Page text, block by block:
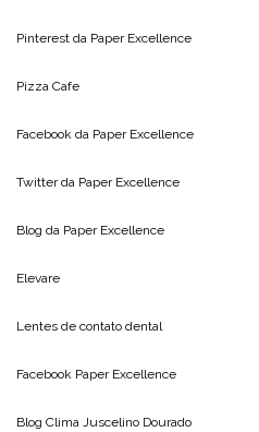
Pinterest da Paper Excellence
Pizza Cafe
Facebook da Paper Excellence
Twitter da Paper Excellence
Blog da Paper Excellence
Elevare
Lentes de contato dental
Facebook Paper Excellence
Blog Clima Juscelino Dourado